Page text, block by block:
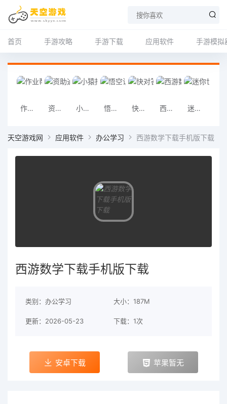
首页 手游攻略 手游下载 应用软件 手游模拟
作业帮app最新版 资助通app 小猿拍照搜题 悟空识字app 快对答案app 西游数学下载手机版下载 迷你世界手机版下载
天空游戏网 应用软件 办公学习 西游数学下载手机版下载
西游数学下载手机版下载
类别：办公学习 大小：187M
更新：2026-05-23 下载：1次
安卓下载 苹果暂无